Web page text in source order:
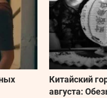
Китайский
августа: